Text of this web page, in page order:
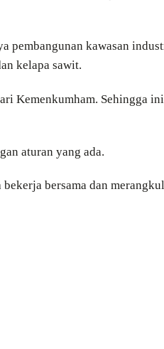
pembangunan kawasan
kelapa sawit.
Kemenkumham. Sehingga
aturan yang ada.
bersama dan merangkul